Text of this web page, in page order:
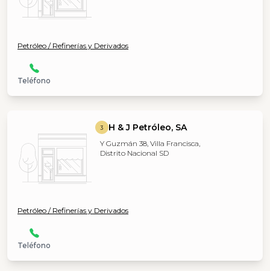
Petróleo / Refinerías y Derivados
Teléfono
3 H & J Petróleo, SA
Y Guzmán 38, Villa Francisca,
Distrito Nacional SD
Petróleo / Refinerías y Derivados
Teléfono